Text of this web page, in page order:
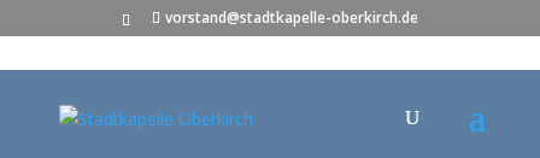
vorstand@stadtkapelle-oberkirch.de